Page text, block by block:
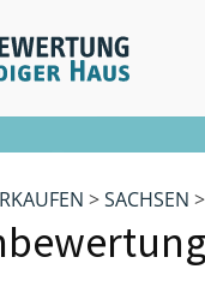
>SACHSEN >